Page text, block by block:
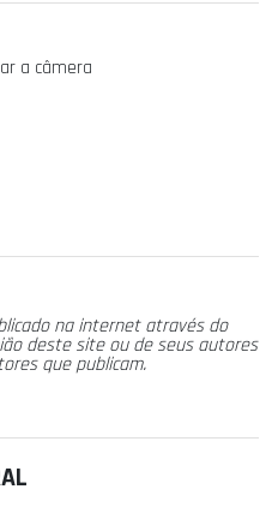
a câmera
na internet através do
deste site ou de seus autores
que publicam.